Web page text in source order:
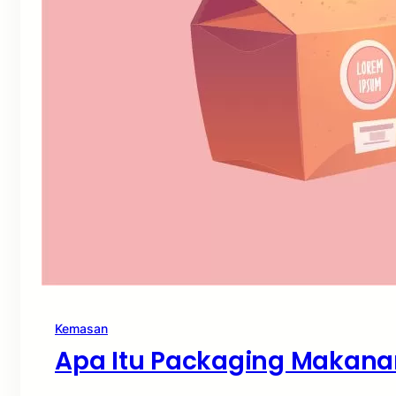
Kemasan
Apa Itu Packaging